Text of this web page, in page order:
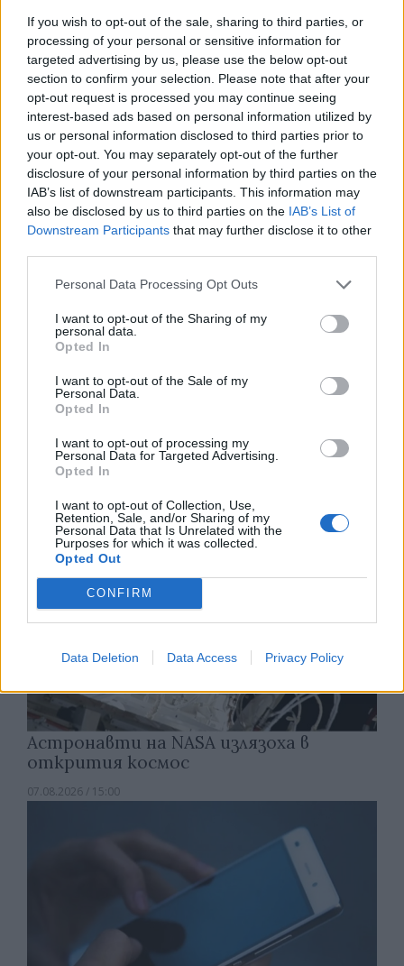
If you wish to opt-out of the sale, sharing to third parties, or
processing of your personal or sensitive information for
targeted advertising by us, please use the below opt-out
section to confirm your selection. Please note that after your
opt-out request is processed you may continue seeing
interest-based ads based on personal information utilized by
us or personal information disclosed to third parties prior to
your opt-out. You may separately opt-out of the further
disclosure of your personal information by third parties on the
IAB’s list of downstream participants. This information may
also be disclosed by us to third parties on the IAB’s List of
Downstream Participants that may further disclose it to other
Personal Data Processing Opt Outs
I want to opt-out of the Sharing of my
personal data.
Opted In
I want to opt-out of the Sale of my
Personal Data.
Opted In
I want to opt-out of processing my
Personal Data for Targeted Advertising.
Opted In
I want to opt-out of Collection, Use,
Retention, Sale, and/or Sharing of my
Personal Data that Is Unrelated with the
Purposes for which it was collected.
Opted Out
CONFIRM
Data Deletion Data Access Privacy Policy
Древен храм на почти 900 години
откриха под кафене за сладолед в
Полша
07.08.2026 / 16:00
Изкуствен интелект за първи път
07.08.2026 / 15:30
Астронавти на NASA излязоха в
открития космос
07.08.2026 / 15:00